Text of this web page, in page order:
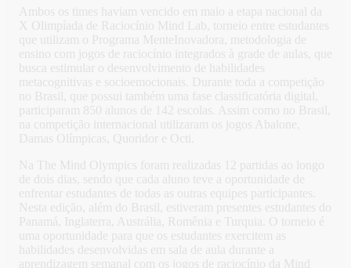
Ambos os times haviam vencido em maio a etapa nacional da
X Olimpíada de Raciocínio Mind Lab, torneio entre estudantes
que utilizam o Programa MenteInovadora, metodologia de
ensino com jogos de raciocínio integrados à grade de aulas, que
busca estimular o desenvolvimento de habilidades
metacognitivas e socioemocionais. Durante toda a competição
no Brasil, que possui também uma fase classificatória digital,
participaram 850 alunos de 142 escolas. Assim como no Brasil,
na competição internacional utilizaram os jogos Abalone,
Damas Olímpicas, Quoridor e Octi.
Na The Mind Olympics foram realizadas 12 partidas ao longo
de dois dias, sendo que cada aluno teve a oportunidade de
enfrentar estudantes de todas as outras equipes participantes.
Nesta edição, além do Brasil, estiveram presentes estudantes do
Panamá, Inglaterra, Austrália, Romênia e Turquia. O torneio é
uma oportunidade para que os estudantes exercitem as
habilidades desenvolvidas em sala de aula durante a
aprendizagem semanal com os jogos de raciocínio da Mind